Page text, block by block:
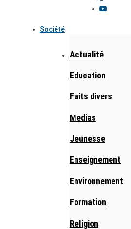
Société
Actualité
Education
Faits divers
Medias
Jeunesse
Enseignement
Environnement
Formation
Religion